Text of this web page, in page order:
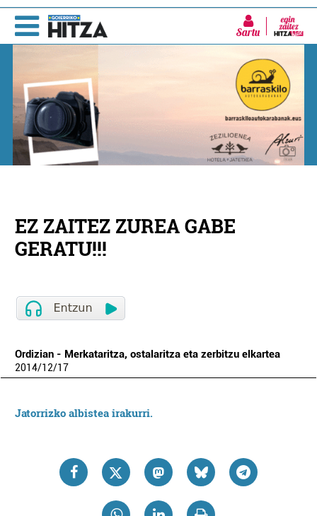
Sartu
EZ ZAITEZ ZUREA GABE
GERATU!!!
Ordizian - Merkataritza, ostalaritza eta zerbitzu elkartea
2014/12/17
Jatorrizko albistea irakurri.